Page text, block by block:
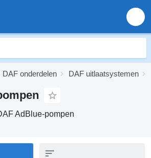
DAF onderdelen DAF uitlaatsystemen
AdBlue-pompen